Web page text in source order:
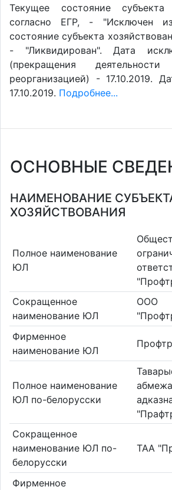
Текущее состояние субъекта
согласно ЕГР, - "Исключен
состояние субъекта
- "Ликвидирован". Дата
(прекращения
реорганизацией) - 17.10.2019.
17.10.2019. Подробнее...
ОСНОВНЫЕ
НАИМЕНОВАНИЕ
ХОЗЯЙСТВОВАНИЯ
Полное наименование
ЮЛ
Сокращенное
наименование ЮЛ
ООО
Фирменное
наименование ЮЛ
Полное наименование
ЮЛ по-белорусски
Сокращенное
наименование ЮЛ по-
белорусски
ТАА
Фирменное